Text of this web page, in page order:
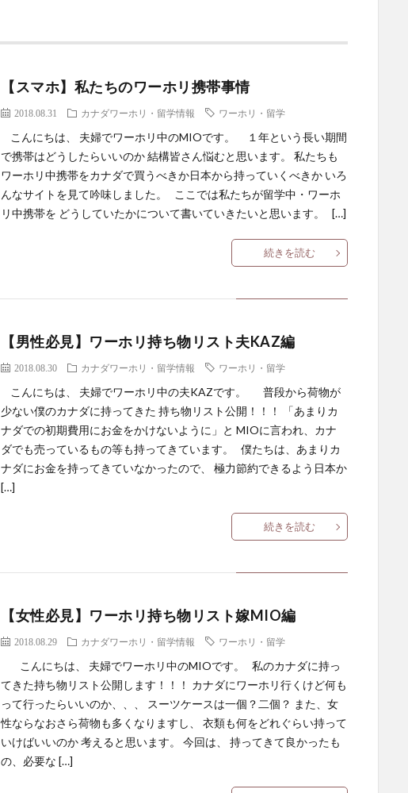
【スマホ】私たちのワーホリ携帯事情
2018.08.31 カナダワーホリ・留学情報 ワーホリ・留学
こんにちは、 夫婦でワーホリ中のMIOです。 １年という長い期間
で携帯はどうしたらいいのか 結構皆さん悩むと思います。 私たちも
ワーホリ中携帯をカナダで買うべきか日本から持っていくべきか いろ
んなサイトを見て吟味しました。 ここでは私たちが留学中・ワーホ
リ中携帯を どうしていたかについて書いていきたいと思います。 […]
続きを読む
【男性必見】ワーホリ持ち物リスト夫KAZ編
2018.08.30 カナダワーホリ・留学情報 ワーホリ・留学
こんにちは、 夫婦でワーホリ中の夫KAZです。 普段から荷物が
少ない僕のカナダに持ってきた 持ち物リスト公開！！！ 「あまりカ
ナダでの初期費用にお金をかけないように」と MIOに言われ、カナ
ダでも売っているもの等も持ってきています。 僕たちは、あまりカ
ナダにお金を持ってきていなかったので、 極力節約できるよう日本か
[…]
続きを読む
【女性必見】ワーホリ持ち物リスト嫁MIO編
2018.08.29 カナダワーホリ・留学情報 ワーホリ・留学
こんにちは、 夫婦でワーホリ中のMIOです。 私のカナダに持っ
てきた持ち物リスト公開します！！！ カナダにワーホリ行くけど何も
って行ったらいいのか、、、 スーツケースは一個？二個？ また、女
性ならなおさら荷物も多くなりますし、 衣類も何をどれぐらい持って
いけばいいのか 考えると思います。 今回は、 持ってきて良かったも
の、必要な […]